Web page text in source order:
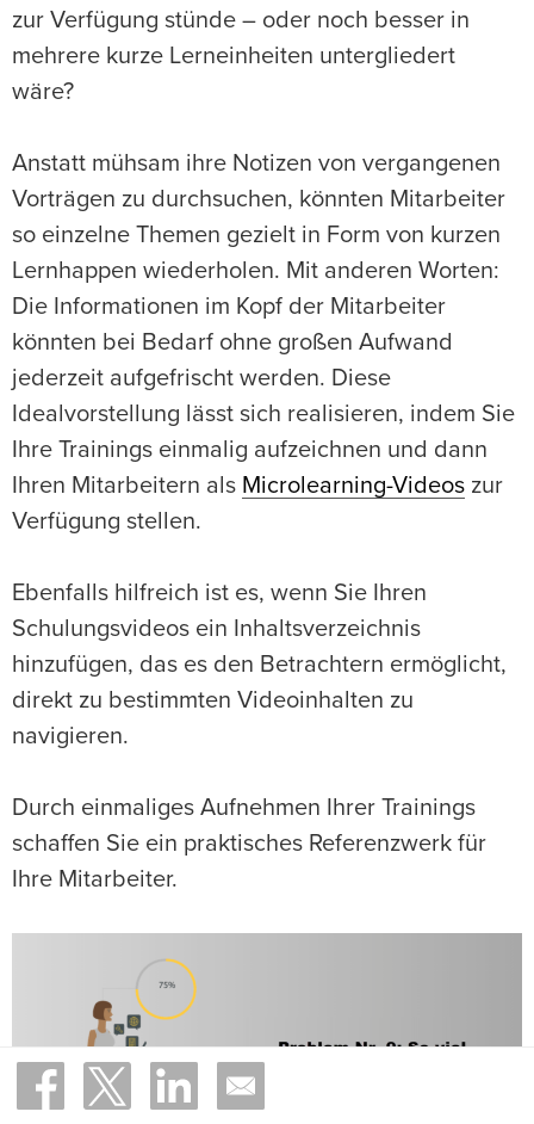
zur Verfügung stünde – oder noch besser in
mehrere kurze Lerneinheiten untergliedert
wäre?
Anstatt mühsam ihre Notizen von vergangenen
Vorträgen zu durchsuchen, könnten Mitarbeiter
so einzelne Themen gezielt in Form von kurzen
Lernhappen wiederholen. Mit anderen Worten:
Die Informationen im Kopf der Mitarbeiter
könnten bei Bedarf ohne großen Aufwand
jederzeit aufgefrischt werden. Diese
Idealvorstellung lässt sich realisieren, indem Sie
Ihre Trainings einmalig aufzeichnen und dann
Ihren Mitarbeitern als Microlearning-Videos zur
Verfügung stellen.
Ebenfalls hilfreich ist es, wenn Sie Ihren
Schulungsvideos ein Inhaltsverzeichnis
hinzufügen, das es den Betrachtern ermöglicht,
direkt zu bestimmten Videoinhalten zu
navigieren.
Durch einmaliges Aufnehmen Ihrer Trainings
schaffen Sie ein praktisches Referenzwerk für
Ihre Mitarbeiter.